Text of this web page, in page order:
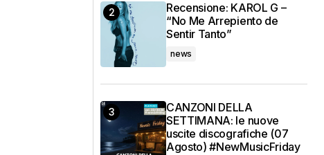
Recensione: KAROL G –
“No Me Arrepiento de
Sentir Tanto”
news
CANZONI DELLA
SETTIMANA: le nuove
uscite discografiche (07
Agosto) #NewMusicFriday